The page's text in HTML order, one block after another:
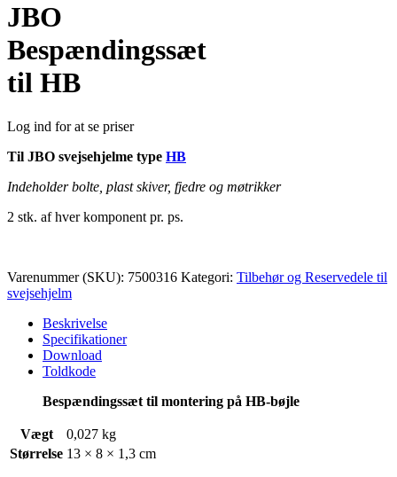
JBO
Bespændingssæt
til HB
Log ind for at se priser
Til JBO svejsehjelme type HB
Indeholder bolte, plast skiver, fjedre og møtrikker
2 stk. af hver komponent pr. ps.
Varenummer (SKU): 7500316 Kategori: Tilbehør og Reservedele til
svejsehjelm
Beskrivelse
Specifikationer
Download
Toldkode
Bespændingssæt til montering på HB-bøjle
Vægt
0,027 kg
Størrelse 13 × 8 × 1,3 cm